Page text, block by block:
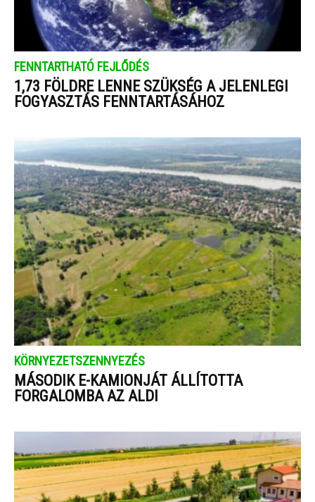
FENNTARTHATÓ FEJLŐDÉS
1,73 FÖLDRE LENNE SZÜKSÉG A JELENLEGI
FOGYASZTÁS FENNTARTÁSÁHOZ
KÖRNYEZETSZENNYEZÉS
MÁSODIK E-KAMIONJÁT ÁLLÍTOTTA
FORGALOMBA AZ ALDI